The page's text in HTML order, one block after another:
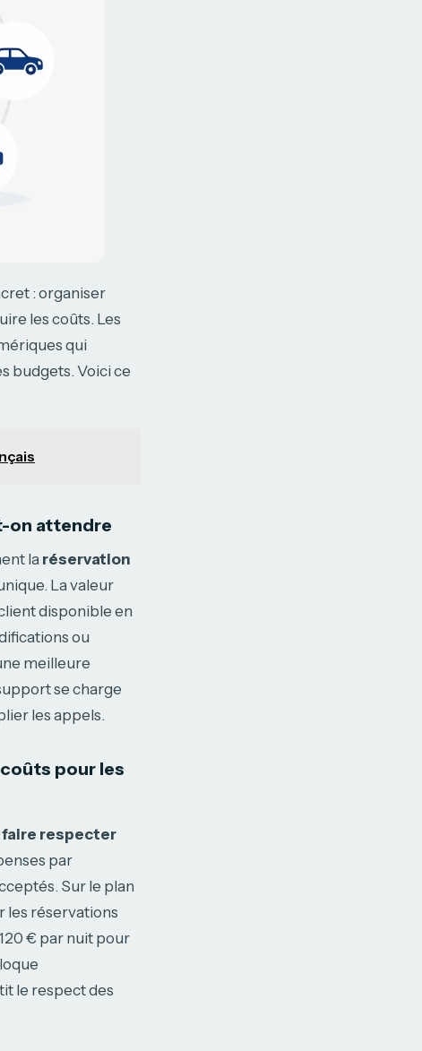
: organiser
les coûts. Les
qui
budgets. Voici ce
on attendre
la réservation
La valeur
disponible en
ou
meilleure
se charge
les appels.
pour les
respecter
par
Sur le plan
les réservations
€ par nuit pour
le respect des